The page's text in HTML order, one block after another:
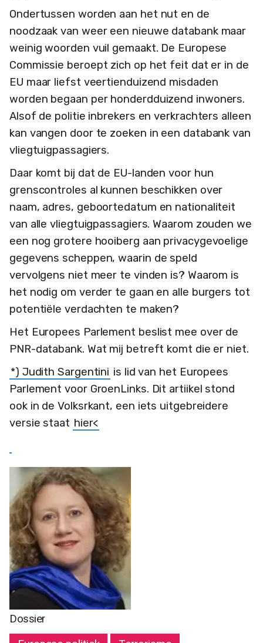
Ondertussen worden aan het nut en de
noodzaak van weer een nieuwe databank maar
weinig woorden vuil gemaakt. De Europese
Commissie beroept zich op het feit dat er in de
EU maar liefst veertienduizend misdaden
worden begaan per honderdduizend inwoners.
Alsof de politie inbrekers en verkrachters alleen
kan vangen door te zoeken in een databank van
vliegtuigpassagiers.
Daar komt bij dat de EU-landen voor hun
grenscontroles al kunnen beschikken over
naam, adres, geboortedatum en nationaliteit
van alle vliegtuigpassagiers. Waarom zouden we
een nog grotere hooiberg aan privacygevoelige
gegevens scheppen, waarin de speld
vervolgens niet meer te vinden is? Waarom is
het nodig om verder te gaan en alle burgers tot
potentiële verdachten te maken?
Het Europees Parlement beslist mee over de
PNR-databank. Wat mij betreft komt die er niet.
*) Judith Sargentini is lid van het Europees
Parlement voor GroenLinks. Dit artiikel stond
ook in de Volksrkant, een iets uitgebreidere
versie staat hier<
Dossier